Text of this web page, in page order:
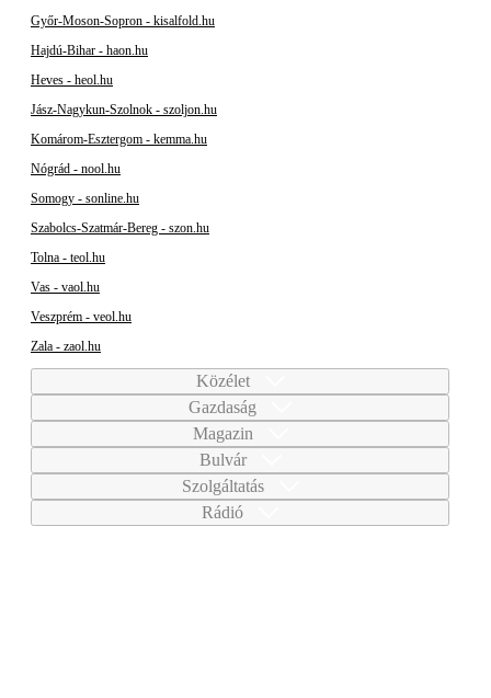
Győr-Moson-Sopron - kisalfold.hu
Hajdú-Bihar - haon.hu
Heves - heol.hu
Jász-Nagykun-Szolnok - szoljon.hu
Komárom-Esztergom - kemma.hu
Nógrád - nool.hu
Somogy - sonline.hu
Szabolcs-Szatmár-Bereg - szon.hu
Tolna - teol.hu
Vas - vaol.hu
Veszprém - veol.hu
Zala - zaol.hu
Közélet
Gazdaság
Magazin
Bulvár
Szolgáltatás
Rádió